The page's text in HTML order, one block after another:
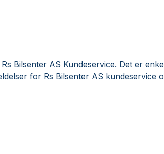
Bilsenter AS Kundeservice. Det er
for Rs Bilsenter AS kundeservice